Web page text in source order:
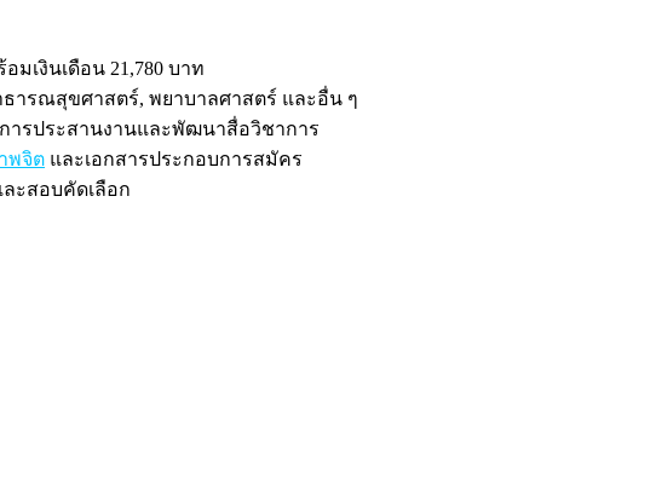
มเงินเดือน 21,780 บาท
ารณสุขศาสตร์, พยาบาลศาสตร์ และอื่น ๆ
ารประสานงานและพัฒนาสื่อวิชาการ
พจิต และเอกสารประกอบการสมัคร
ะสอบคัดเลือก